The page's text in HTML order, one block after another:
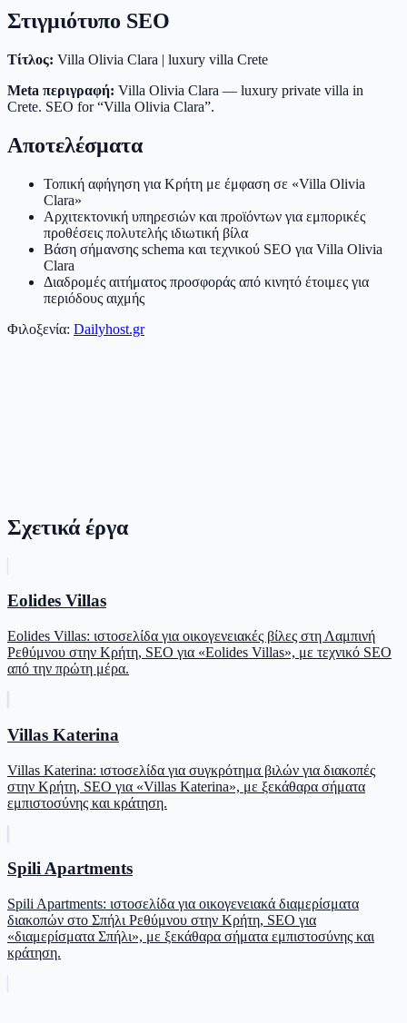
Στιγμιότυπο SEO
Τίτλος: Villa Olivia Clara | luxury villa Crete
Meta περιγραφή: Villa Olivia Clara — luxury private villa in
Crete. SEO for “Villa Olivia Clara”.
Αποτελέσματα
Τοπική αφήγηση για Κρήτη με έμφαση σε «Villa Olivia
Clara»
Αρχιτεκτονική υπηρεσιών και προϊόντων για εμπορικές
προθέσεις πολυτελής ιδιωτική βίλα
Βάση σήμανσης schema και τεχνικού SEO για Villa Olivia
Clara
Διαδρομές αιτήματος προσφοράς από κινητό έτοιμες για
περιόδους αιχμής
Φιλοξενία: Dailyhost.gr
Σχετικά έργα
Eolides Villas
Eolides Villas: ιστοσελίδα για οικογενειακές βίλες στη Λαμπινή
Ρεθύμνου στην Κρήτη, SEO για «Eolides Villas», με τεχνικό SEO
από την πρώτη μέρα.
Villas Katerina
Villas Katerina: ιστοσελίδα για συγκρότημα βιλών για διακοπές
στην Κρήτη, SEO για «Villas Katerina», με ξεκάθαρα σήματα
εμπιστοσύνης και κράτηση.
Spili Apartments
Spili Apartments: ιστοσελίδα για οικογενειακά διαμερίσματα
διακοπών στο Σπήλι Ρεθύμνου στην Κρήτη, SEO για
«διαμερίσματα Σπήλι», με ξεκάθαρα σήματα εμπιστοσύνης και
κράτηση.